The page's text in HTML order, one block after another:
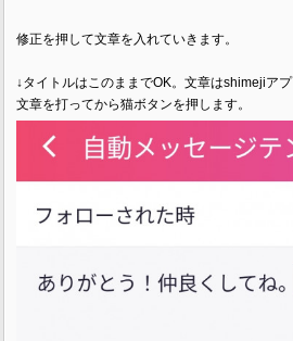
修正を押して文章を入れていきます。
↓タイトルはこのままでOK。文章はshimejiア
文章を打ってから猫ボタンを押します。